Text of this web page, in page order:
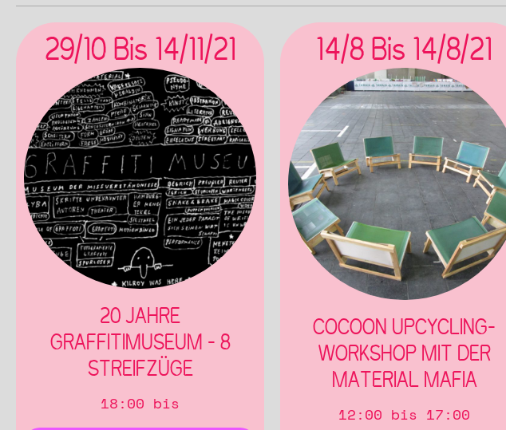
29/10 Bis 14/11/21
20 JAHRE
GRAFFITIMUSEUM – 8
STREIFZÜGE
18:00 bis
14/8 Bis 14/8/21
COCOON UPCYCLING-
WORKSHOP MIT DER
MATERIAL MAFIA
12:00 bis 17:00